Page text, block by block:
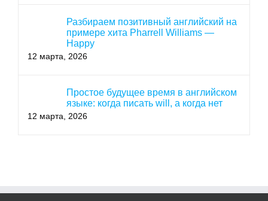
Разбираем позитивный английский на
примере хита Pharrell Williams —
Happy
12 марта, 2026
Простое будущее время в английском
языке: когда писать will, а когда нет
12 марта, 2026